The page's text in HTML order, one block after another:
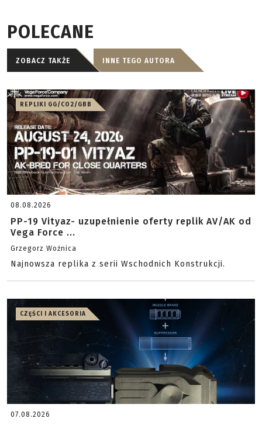
POLECANE
ZOBACZ TAKŻE INNE TEGO AUTORA
REPLIKI GG/CO2/GBB
08.08.2026
PP-19 Vityaz- uzupełnienie oferty replik AV/AK od
Vega Force ...
Grzegorz Woźnica
Najnowsza replika z serii Wschodnich Konstrukcji.
CZĘŚCI I AKCESORIA
07.08.2026